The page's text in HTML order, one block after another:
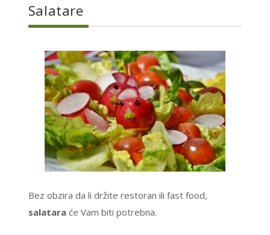
Salatare
Bez obzira da li držite restoran ili fast food,
salataraće Vam biti potrebna.